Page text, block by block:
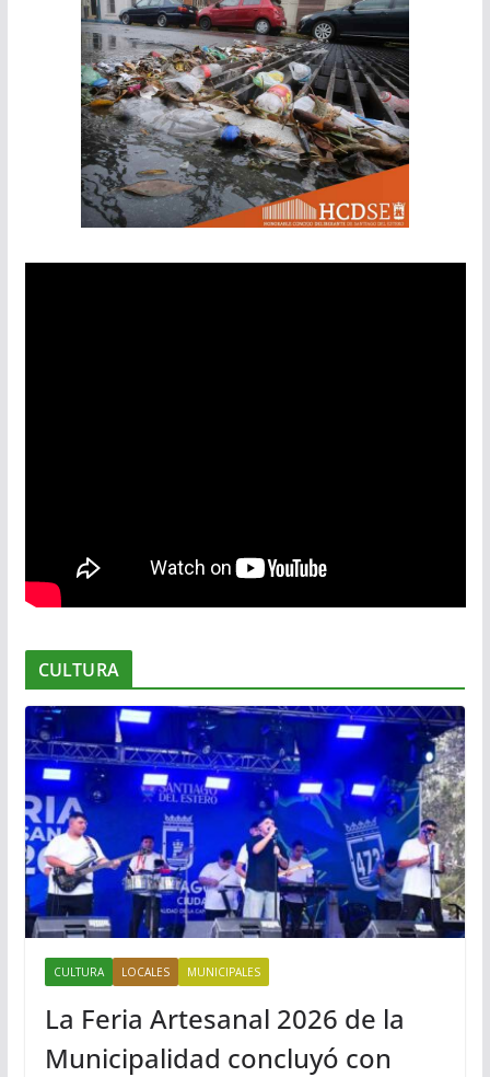
CULTURA
CULTURA LOCALES MUNICIPALES
La Feria Artesanal 2026 de la
Municipalidad concluyó con